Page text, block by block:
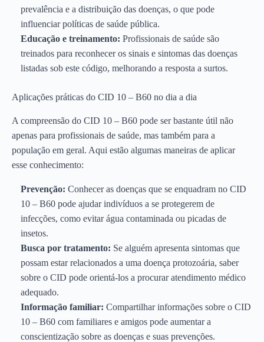
prevalência e a distribuição das doenças, o que pode
influenciar políticas de saúde pública.
Educação e treinamento: Profissionais de saúde são
treinados para reconhecer os sinais e sintomas das doenças
listadas sob este código, melhorando a resposta a surtos.
Aplicações práticas do CID 10 – B60 no dia a dia
A compreensão do CID 10 – B60 pode ser bastante útil não
apenas para profissionais de saúde, mas também para a
população em geral. Aqui estão algumas maneiras de aplicar
esse conhecimento:
Prevenção: Conhecer as doenças que se enquadram no CID
10 – B60 pode ajudar indivíduos a se protegerem de
infecções, como evitar água contaminada ou picadas de
insetos.
Busca por tratamento: Se alguém apresenta sintomas que
possam estar relacionados a uma doença protozoária, saber
sobre o CID pode orientá-los a procurar atendimento médico
adequado.
Informação familiar: Compartilhar informações sobre o CID
10 – B60 com familiares e amigos pode aumentar a
conscientização sobre as doenças e suas prevenções.